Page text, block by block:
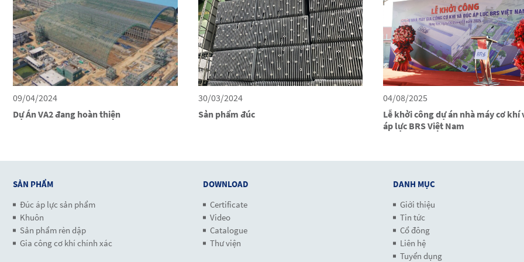
09/04/2024
Dự Án VA2 đang hoàn thiện
30/03/2024
Sản phẩm đúc
04/08/2025
Lễ khởi công dự án nhà máy cơ khí
áp lực BRS Việt Nam
SẢN PHẨM
Đúc áp lực sản phẩm
Khuôn
Sản phẩm rèn dập
Gia công cơ khí chính xác
DOWNLOAD
Certificate
Video
Catalogue
Thư viện
DANH MỤC
Giới thiệu
Tin tức
Cổ đông
Liên hệ
Tuyển dụng